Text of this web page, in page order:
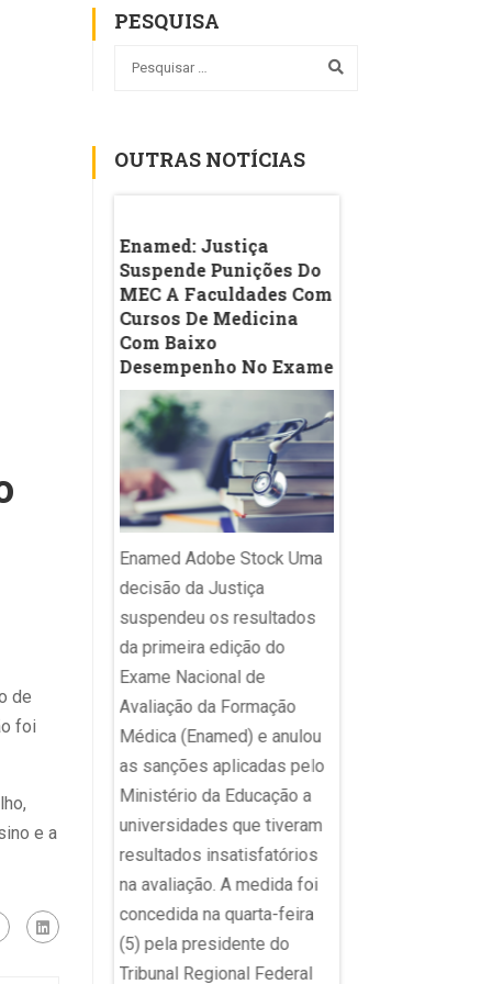
de
foi
e a
PESQUISA
OUTRAS NOTÍCIAS
mais
ser “coisa
viralizou
uso da
Enamed: Justiça
Suspende Punições Do
MEC A Faculdades Com
Cursos De Medicina
Com Baixo
Desempenho No Exame
Enamed Adobe Stock Uma
decisão da Justiça
suspendeu os resultados
da primeira edição do
Exame Nacional de
Avaliação da Formação
Médica (Enamed) e anulou
as sanções aplicadas pelo
Ministério da Educação a
universidades que tiveram
resultados insatisfatórios
na avaliação. A medida foi
concedida na quarta-feira
(5) pela presidente do
Tribunal Regional Federal